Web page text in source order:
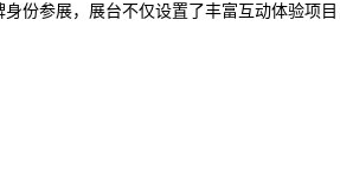
份参展，展台不仅设置了丰富互动体验项